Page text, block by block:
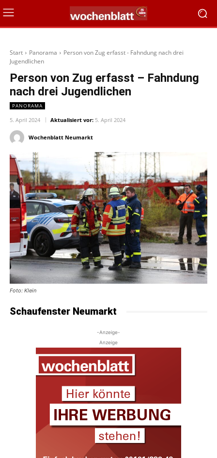
Start Panorama
Person von Zug erfasst - Fahndung nach drei
Jugendlichen
Person von Zug erfasst – Fahndung
nach drei Jugendlichen
PANORAMA
5. April 2024 Aktualisiert vor: 5. April 2024
Wochenblatt Neumarkt
Foto: Klein
Schaufenster Neumarkt
-Anzeige-
Anzeige